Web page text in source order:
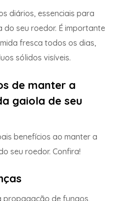
diários, essenciais para
seu roedor. É importante
fresca todos os dias,
sólidos visíveis.
de manter a
gaiola de seu
benefícios ao manter a
seu roedor. Confira!
de fungos,